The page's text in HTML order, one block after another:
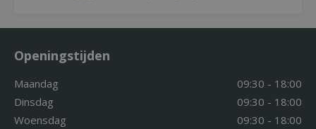
Openingstijden
Maandag
09:30 - 18:00
Dinsdag
09:30 - 18:00
Woensdag
09:30 - 18:00